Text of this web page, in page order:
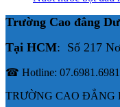
Trường Cao đẳng
Tại HCM: Số 217
☎ Hotline:
TRƯỜNG CAO ĐẲNG